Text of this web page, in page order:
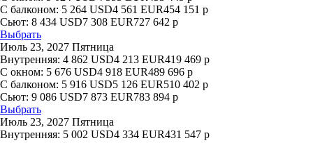
С балконом: 5 264 USD4 561 EUR454 151 р
Сьют: 8 434 USD7 308 EUR727 642 р
Выбрать
Июль 23, 2027 Пятница
Внутренняя: 4 862 USD4 213 EUR419 469 р
С окном: 5 676 USD4 918 EUR489 696 р
С балконом: 5 916 USD5 126 EUR510 402 р
Сьют: 9 086 USD7 873 EUR783 894 р
Выбрать
Июль 23, 2027 Пятница
Внутренняя: 5 002 USD4 334 EUR431 547 р